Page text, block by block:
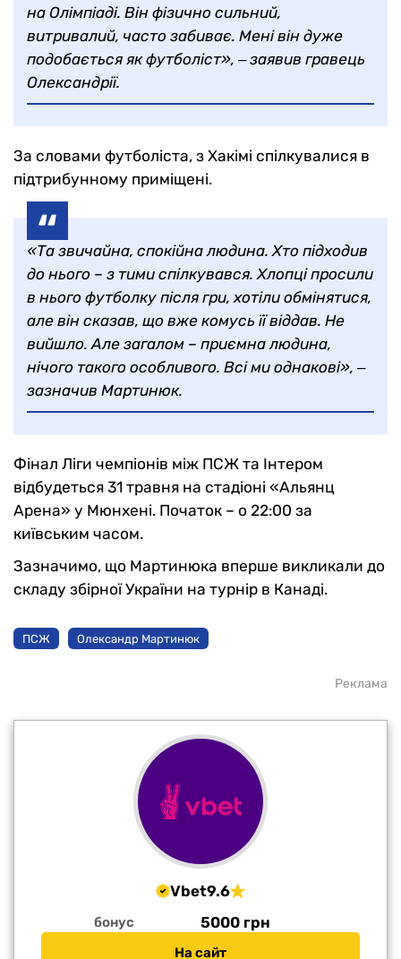
на Олімпіаді. Він фізично сильний,
витривалий, часто забиває. Мені він дуже
подобається як футболіст», ‒ заявив гравець
Олександрії.
За словами футболіста, з Хакімі спілкувалися в
підтрибунному приміщені.
«Та звичайна, спокійна людина. Хто підходив
до нього – з тими спілкувався. Хлопці просили
в нього футболку після гри, хотіли обмінятися,
але він сказав, що вже комусь її віддав. Не
вийшло. Але загалом – приємна людина,
нічого такого особливого. Всі ми однакові», ‒
зазначив Мартинюк.
Фінал Ліги чемпіонів між ПСЖ та Інтером
відбудеться 31 травня на стадіоні «Альянц
Арена» у Мюнхені. Початок – о 22:00 за
київським часом.
Зазначимо, що Мартинюка вперше викликали до
складу збірної України на турнір в Канаді.
ПСЖ Олександр Мартинюк
Реклама
Vbet9.6
бонус 5000 грн
На сайт